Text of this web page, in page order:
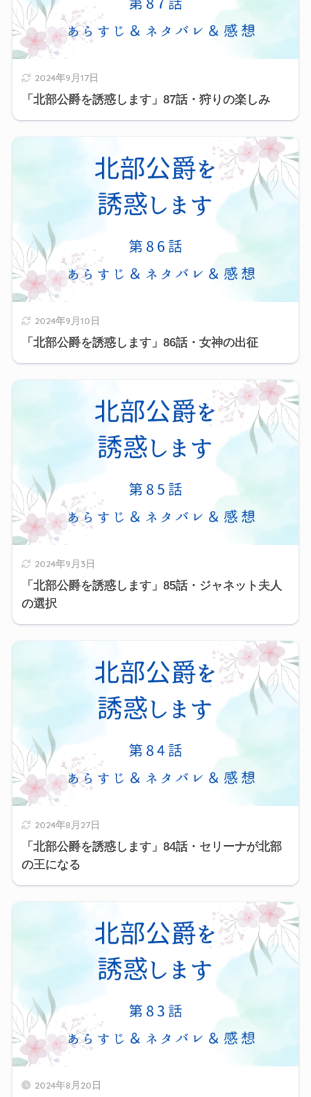
2024年9月17日
「北部公爵を誘惑します」87話・狩りの楽しみ
2024年9月10日
「北部公爵を誘惑します」86話・女神の出征
2024年9月3日
「北部公爵を誘惑します」85話・ジャネット夫人
の選択
2024年8月27日
「北部公爵を誘惑します」84話・セリーナが北部
の王になる
2024年8月20日